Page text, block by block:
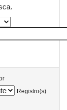
Registro(s)